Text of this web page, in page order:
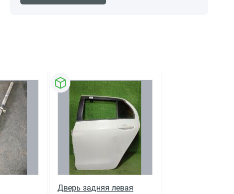
Дверь задняя левая